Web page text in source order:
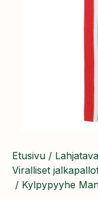
Etusivu /
Viralliset
/ Kylpypyyhe